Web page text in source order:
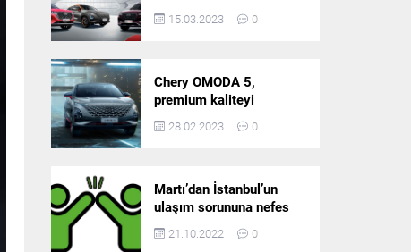
5’in resmi olarak
satışlarına başlıyor!
15.03.2023 0
Chery OMODA 5,
premium kaliteyi
Türkiye’de sunmaya
hazırlanıyor
28.02.2023 0
Martı’dan İstanbul’un
ulaşım sorununa nefes
aldıracak yeni
platform: Tek Araçla
21.10.2022 0